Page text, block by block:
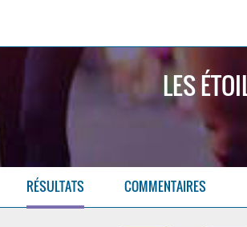
LES
RÉSULTATS COMMENTAIRES